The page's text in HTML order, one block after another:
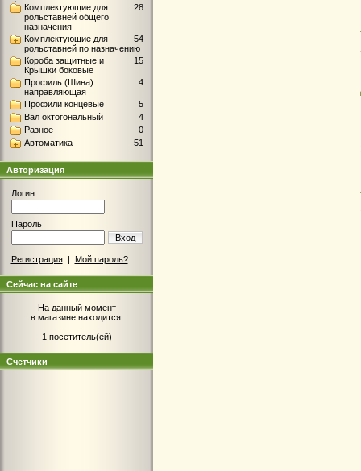
28
Комплектующие для
рольставней общего
назначения
54
Комплектующие для
рольставней по назначению
15
Короба защитные и
Крышки боковые
4
Профиль (Шина)
направляющая
5
Профили концевые
4
Вал октогональный
0
Разное
51
Автоматика
Авторизация
Логин
Пароль
Вход
Регистрация| Мой пароль?
Сейчас на сайте
На данный момент
в магазине находится:
1 посетитель(ей)
Счетчики